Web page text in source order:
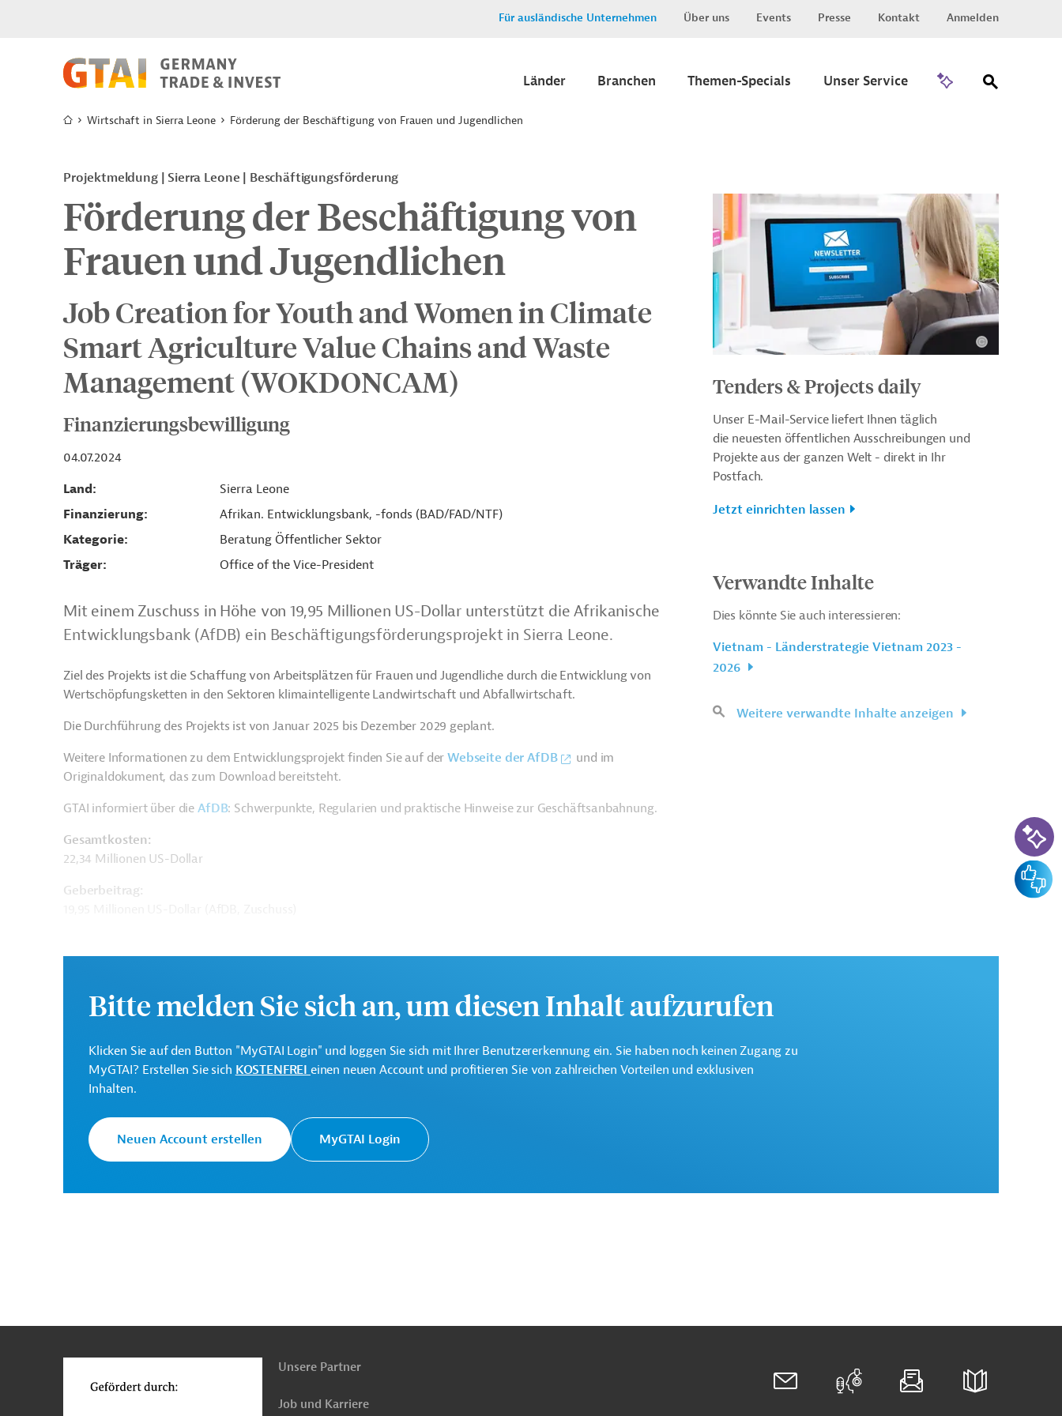
Für ausländische Unternehmen Über uns Events Presse Kontakt Anmelden
Länder Branchen Themen-Specials Unser Service
Wirtschaft in Sierra Leone Förderung der Beschäftigung von Frauen und Jugendlichen
Projektmeldung Sierra Leone Beschäftigungsförderung
Förderung der Beschäftigung von
Frauen und Jugendlichen
Job Creation for Youth and Women in Climate
Smart Agriculture Value Chains and Waste
Management (WOKDONCAM)
Finanzierungsbewilligung
04.07.2024
Land
Sierra Leone
Finanzierung
Afrikan. Entwicklungsbank, -fonds (BAD/FAD/NTF)
Kategorie
Beratung Öffentlicher Sektor
Träger
Office of the Vice-President
Mit einem Zuschuss in Höhe von 19,95 Millionen US-Dollar unterstützt die Afrikanische
Entwicklungsbank (AfDB) ein Beschäftigungsförderungsprojekt in Sierra Leone.
Ziel des Projekts ist die Schaffung von Arbeitsplätzen für Frauen und Jugendliche durch die Entwicklung von
Wertschöpfungsketten in den Sektoren klimaintelligente Landwirtschaft und Abfallwirtschaft.
Die Durchführung des Projekts ist von Januar 2025 bis Dezember 2029 geplant.
Weitere Informationen zu dem Entwicklungsprojekt finden Sie auf derWebseite der AfDB
und im
Originaldokument, das zum Download bereitsteht.
GTAI informiert über die AfDB: Schwerpunkte, Regularien und praktische Hinweise zur Geschäftsanbahnung.
Gesamtkosten:
22,34 Millionen US-Dollar
Geberbeitrag:
Afrikanische
Entwicklungsbank (AfDB)
Office of the Vice-
Projektträger
Tenders & Projects daily
Unser E-Mail-Service liefert Ihnen täglich
die neuesten öffentlichen Ausschreibungen und
Projekte aus der ganzen Welt - direkt in Ihr
Postfach.
Jetzt einrichten lassen
Verwandte Inhalte
Dies könnte Sie auch interessieren:
Vietnam - Länderstrategie Vietnam 2023 -
2026
Weitere verwandte Inhalte anzeigen
Bitte melden Sie sich an, um diesen Inhalt aufzurufen
Klicken Sie auf den Button "MyGTAI Login" und loggen Sie sich mit Ihrer Benutzererkennung ein. Sie haben noch keinen Zugang zu
MyGTAI? Erstellen Sie sich KOSTENFREI einen neuen Account und profitieren Sie von zahlreichen Vorteilen und exklusiven
Inhalten.
Neuen Account erstellen MyGTAI Login
oben
Unsere Partner
Job und Karriere
KI-